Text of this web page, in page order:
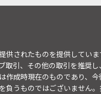
されたものを提供してい
引、その他の取引を推奨
成時現在のものであり、
うものではございません